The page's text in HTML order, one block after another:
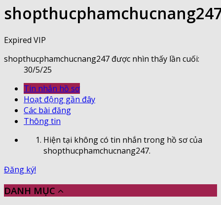
Expired VIP
shopthucphamchucnang247 được nhìn thấy lần cuối:
30/5/25
Tin nhắn hồ sơ
Hoạt động gần đây
Các bài đăng
Thông tin
Hiện tại không có tin nhắn trong hồ sơ của
shopthucphamchucnang247.
Đăng ký!
DANH MỤC